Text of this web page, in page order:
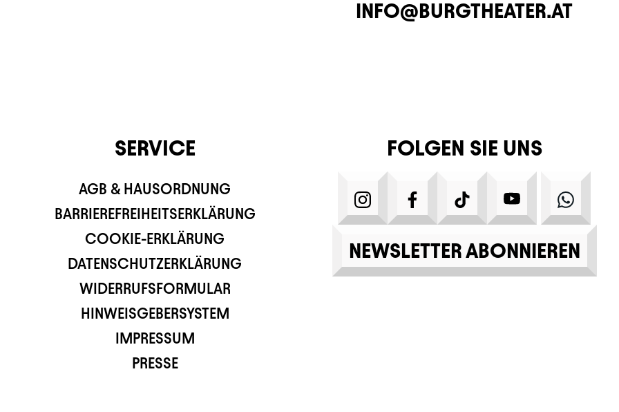
E-MAIL
INFO@BURGTHEATER.AT
FOLGEN SIE UNS
INSTAGRAMFACEBOOK
TIKTOK YOUTUBE
NEWSLETTER ABONNIEREN
SERVICE
AGB & HAUSORDNUNG
BARRIEREFREIHEITSERKLÄRUNG
COOKIE-ERKLÄRUNG
DATENSCHUTZERKLÄRUNG
WIDERRUFSFORMULAR
HINWEISGEBERSYSTEM
IMPRESSUM
PRESSE